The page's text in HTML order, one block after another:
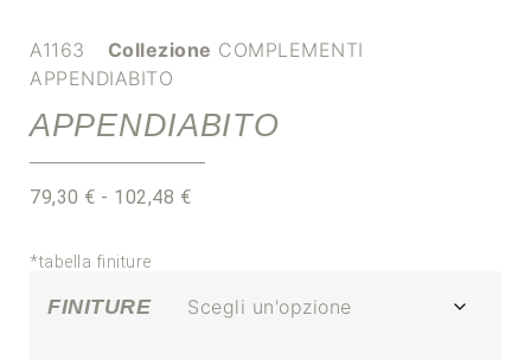
A1163 Collezione COMPLEMENTI
APPENDIABITO
APPENDIABITO
79,30 € - 102,48 €
*tabella finiture
FINITURE